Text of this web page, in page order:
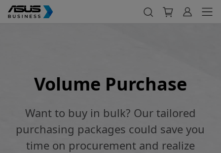
Volume Purchase
Want to buy in bulk? Our tailored
purchasing packages could save you
time on procurement and realize